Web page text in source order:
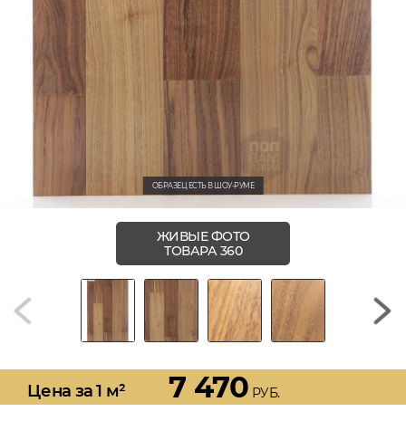
ОБРАЗЕЦ ЕСТЬ В ШОУ-РУМЕ
ЖИВЫЕ ФОТО
ТОВАРА 360
Цена за 1 м² 7 470 РУБ.